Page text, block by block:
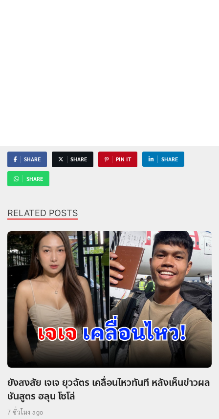
SHARE SHARE PIN IT SHARE
SHARE
RELATED POSTS
ยังสงสัย เจเจ ยุวฉัตร เคลื่อนไหวทันที หลังเห็นข่าวผล
ชันสูตร ฮลุน โซโล่
7 ชั่วโมง ago